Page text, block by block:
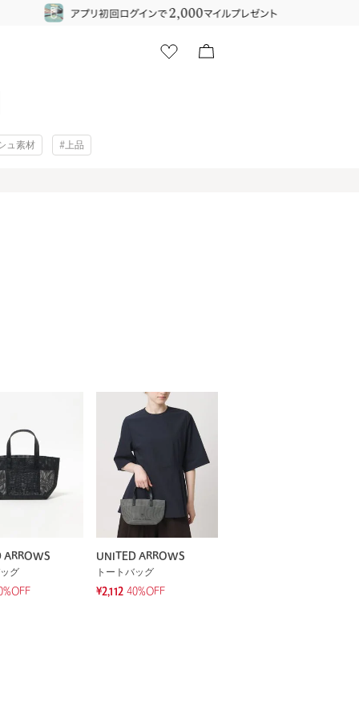
ュ素材 #上品
ARROWS
グ
UNITED ARROWS
トートバッグ
¥2,112 40%OFF